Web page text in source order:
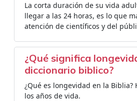
La corta duración de su vida
llegar a las 24 horas, es lo que
atención de científicos y del
¿Qué significa
diccionario biblico?
¿Qué es longevidad en la Biblia?
los años de vida.